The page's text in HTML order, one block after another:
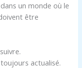
un monde où le
être
actualisé.